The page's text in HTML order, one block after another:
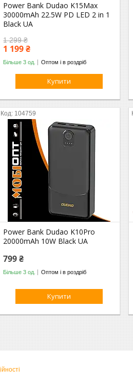
Power Bank Dudao K15Max
30000mAh 22.5W PD LED 2 in 1
Black UA
1 299 ₴
1 199 ₴
Більше 3 од. Оптом і в роздріб
Купити
104759
Power Bank Dudao K10Pro
20000mAh 10W Black UA
799 ₴
Більше 3 од. Оптом і в роздріб
Купити